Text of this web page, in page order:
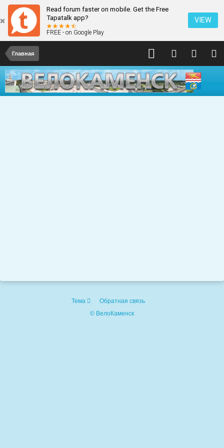
Read forum faster on mobile. Get the Free
Tapatalk app?
FREE - on Google Play
VIEW
Главная
Тема
Обратная связь
© ВелоКаменск